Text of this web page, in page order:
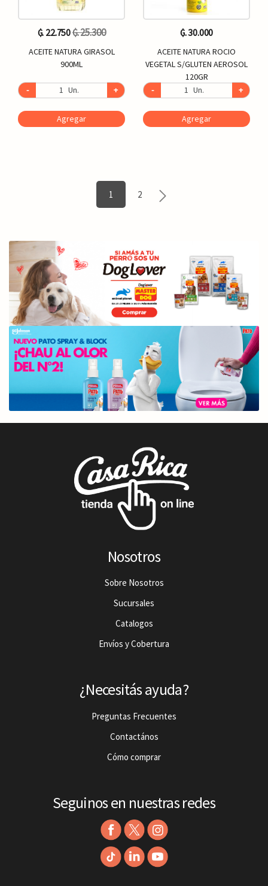
₲. 22.750₲. 25.300
ACEITE NATURA GIRASOL
900ML
- Un. +
Agregar
₲. 30.000
ACEITE NATURA ROCIO
VEGETAL S/GLUTEN AEROSOL
120GR
-
Un. +
Agregar
1 2
Nosotros
Sobre Nosotros
Sucursales
Catalogos
Envíos y Cobertura
¿Necesitás ayuda?
Preguntas Frecuentes
Contactános
Cómo comprar
Seguinos en nuestras redes